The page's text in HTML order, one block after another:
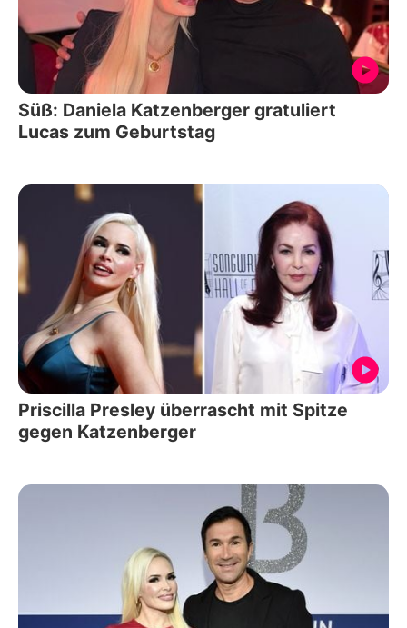
Süß: Daniela Katzenberger gratuliert
Lucas zum Geburtstag
Priscilla Presley überrascht mit Spitze
gegen Katzenberger